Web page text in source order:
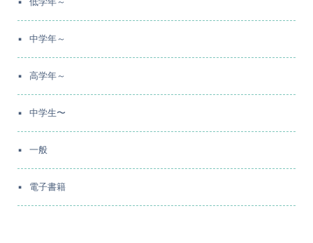
中学年～
高学年～
中学生〜
一般
電子書籍